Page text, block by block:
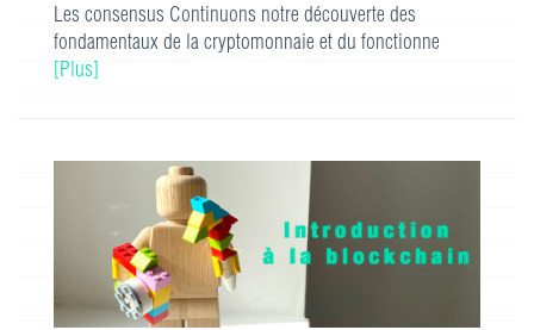
Les consensus Continuons notre découverte des
fondamentaux de la cryptomonnaie et du fonctionne
[Plus]